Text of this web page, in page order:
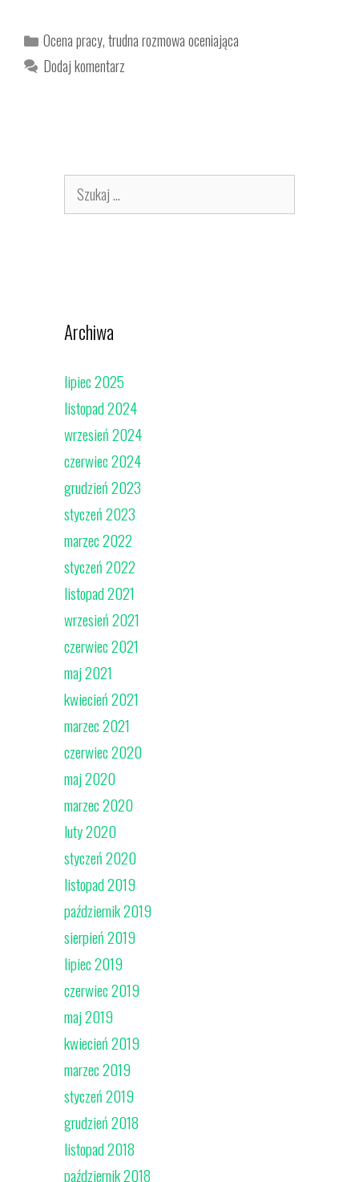
Kategorie
Ocena pracy,trudna rozmowa oceniająca
Dodaj komentarz
Szukaj:
Archiwa
lipiec 2025
listopad 2024
wrzesień 2024
czerwiec 2024
grudzień 2023
styczeń 2023
marzec 2022
styczeń 2022
listopad 2021
wrzesień 2021
czerwiec 2021
maj 2021
kwiecień 2021
marzec 2021
czerwiec 2020
maj 2020
marzec 2020
luty 2020
styczeń 2020
listopad 2019
październik 2019
sierpień 2019
lipiec 2019
czerwiec 2019
maj 2019
kwiecień 2019
marzec 2019
styczeń 2019
grudzień 2018
listopad 2018
październik 2018